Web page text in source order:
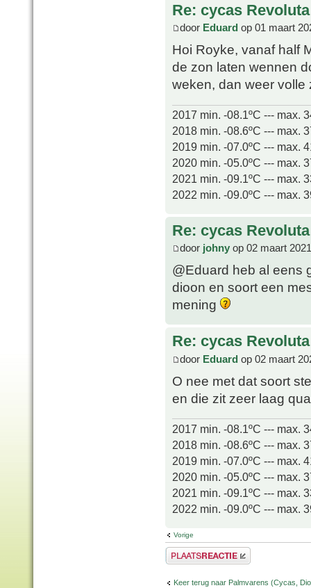
Re: cycas Revoluta
door Eduard op 01 maart
Hoi Royke, vanaf half
de zon laten wennen
weken, dan weer
2017 min. -08.1ºC --- max.
2018 min. -08.6ºC --- max.
2019 min. -07.0ºC --- max.
2020 min. -05.0ºC --- max.
2021 min. -09.1ºC --- max.
2022 min. -09.0ºC --- max.
Re: cycas Revoluta
door johny op 02 maart
@Eduard heb al eens
dioon en soort een
mening
Re: cycas Revoluta
door Eduard op 02 maart
O nee met dat soort
en die zit zeer laag
2017 min. -08.1ºC --- max.
2018 min. -08.6ºC --- max.
2019 min. -07.0ºC --- max.
2020 min. -05.0ºC --- max.
2021 min. -09.1ºC --- max.
2022 min. -09.0ºC --- max.
Vorige
Plaats een reactie
Keer terug naar Palmvarens (Cycas,